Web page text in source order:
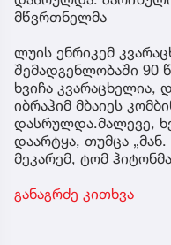
მწვრთნელმა
ლუის ენრიკემ
შემადგენლობაში 90
ხვიჩა კვარაცხელია,
იბრაჰიმ მბაიეს
დასრულდა.მალევე,
დაარტყა, თუმცა
მეკარემ, ტომ
განაგრძე კითხვა